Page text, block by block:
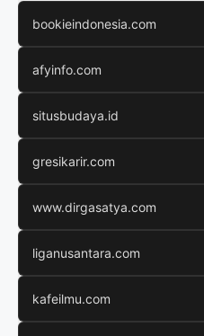
bookieindonesia.com
afyinfo.com
situsbudaya.id
gresikarir.com
www.dirgasatya.com
liganusantara.com
kafeilmu.com